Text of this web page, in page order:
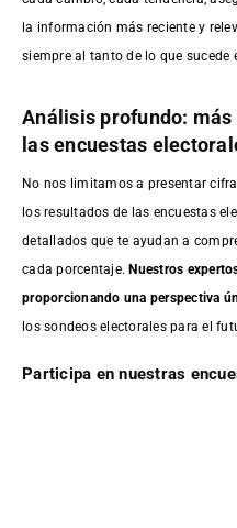
la información más reciente y
siempre al tanto de lo que sucede
Análisis profundo:
las encuestas
No nos limitamos a presentar
los resultados de las encuestas
detallados que te ayudan a
cada porcentaje.Nuestros
proporcionando una perspectiva
los sondeos electorales para el
Participa en nuestras